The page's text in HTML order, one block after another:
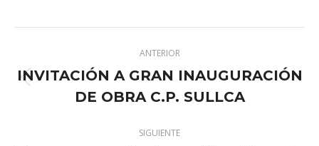
X
PinterestFacebookLinkedIn
entre
publicaciones
ANTERIOR
Publicación
anterior:
INVITACIÓN A GRAN INAUGURACIÓN
DE OBRA C.P. SULLCA
SIGUIENTE